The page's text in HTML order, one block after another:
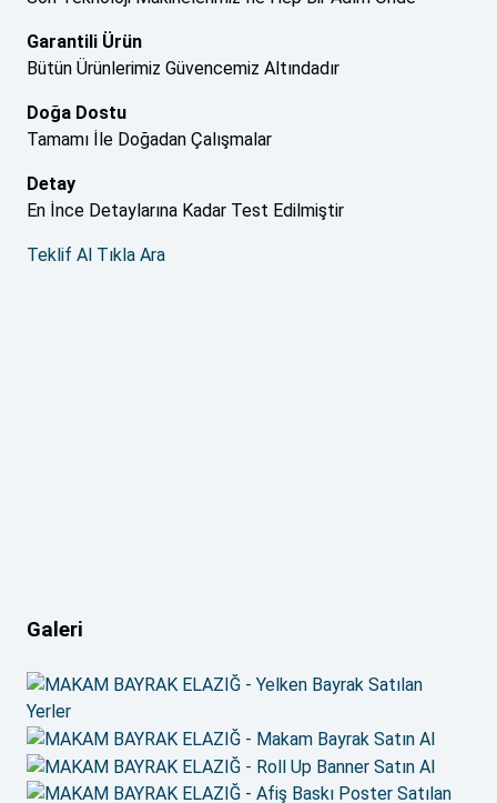
Garantili Ürün
Bütün Ürünlerimiz Güvencemiz Altındadır
Doğa Dostu
Tamamı İle Doğadan Çalışmalar
Detay
En İnce Detaylarına Kadar Test Edilmiştir
Teklif Al Tıkla Ara
Galeri